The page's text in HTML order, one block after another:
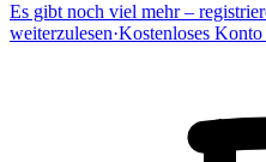
Es gibt noch viel mehr –
weiterzulesen·Kostenloses Konto